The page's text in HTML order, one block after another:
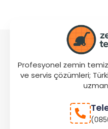
Profesyonel zemin
ve servis çözümleri;